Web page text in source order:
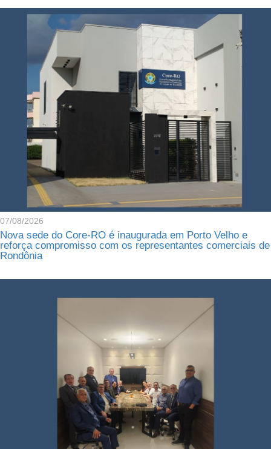
07/08/2026
Nova sede do Core-RO é inaugurada em Porto Velho e
reforça compromisso com os representantes comerciais de
Rondônia